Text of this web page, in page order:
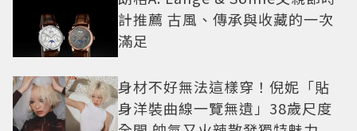
計推薦 古風、傳承與收藏的一次
滿足
身材不好無法這樣穿！倪妮「貼
身洋裝曲線一覽無遺」38歲尺度